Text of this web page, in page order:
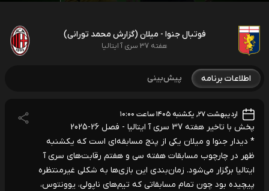
فوتبال جنوا - میلان (گزارش محمد تورانی)
هفته 37 سری آ ایتالیا
اطلاعات برنامه پیش‌بینی
اردیبهشت ۲۷, یکشنبه ۱۴۰۵ ساعت ۱۰:۰۰
پخش با تاخیر هفته 37 سری آ ایتالیا - فصل 26-2025
* دیدار جنوا و میلان یکی از پنج مسابقه‌ای است که یکشنبه
ظهر در چارچوب مسابقات هفته سی و هفتم رقابت‌های سری آ
ایتالیا برگزار می‌شود. زمان‌بندی این بازی‌ها به شکلی غیرمنتظره
پیچیده بود چون تمام مسابقاتی که تیم‌های ناپولی، یوونتوس،